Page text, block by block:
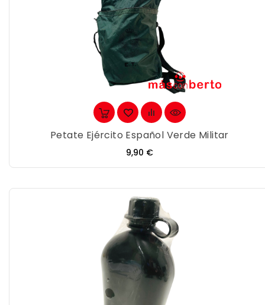
Petate Ejército Español Verde Militar
Precio
9,90 €